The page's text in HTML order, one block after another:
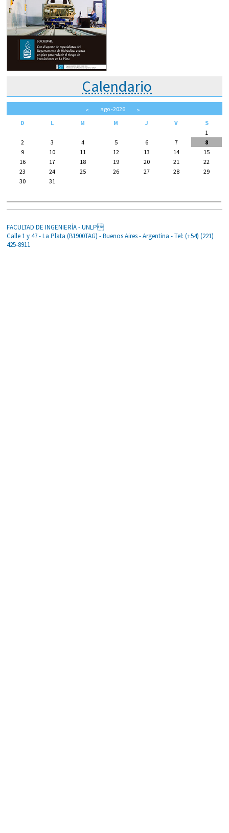
Calendario
< ago-2026
>
D
L M M J V
S
1
2
3 4 5 6 7
8
9
10 11 12 13 14
15
16
17 18 19 20 21
22
23
24 25 26 27 28
29
30
31
FACULTAD DE INGENIERÍA - UNLP
Calle 1 y 47 - La Plata (B1900TAG) - Buenos Aires - Argentina - Tel: (+54) (221)
425-8911